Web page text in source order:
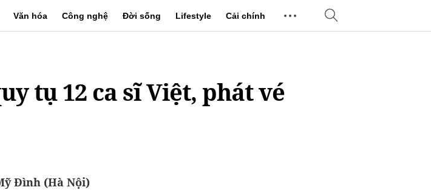
Văn hóa Công nghệ Đời sống Lifestyle Cải chính
tụ 12 ca sĩ Việt, phát vé
Đình (Hà Nội)